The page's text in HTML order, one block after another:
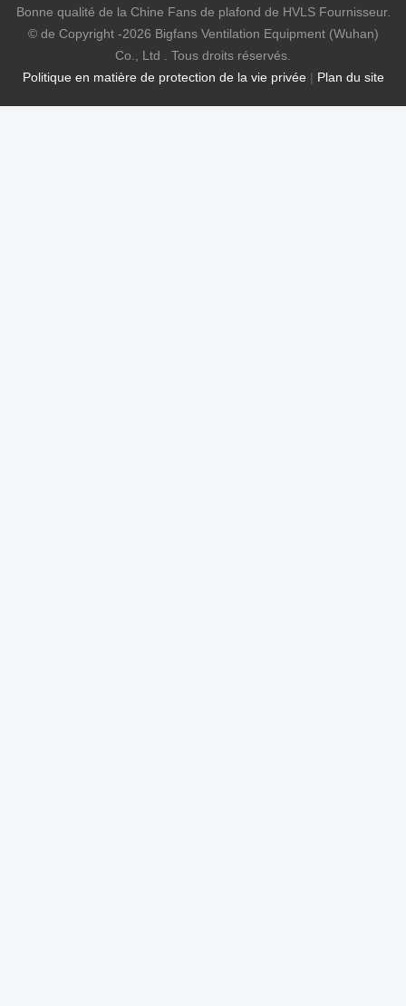
Politique en matière de protection de la vie privée| Plan du site
Bonne qualité de la Chine Fans de plafond de HVLS Fournisseur.
© de Copyright -2026 Bigfans Ventilation Equipment (Wuhan)
Co., Ltd . Tous droits réservés.